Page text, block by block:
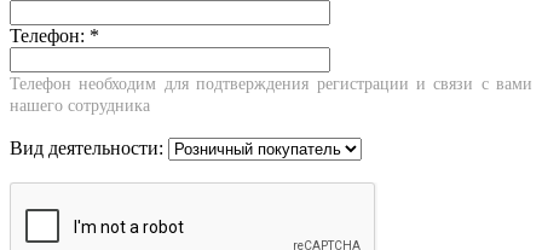
Телефон: *
Телефон необходим для подтверждения регистрации и связи с вами
нашего сотрудника
Вид деятельности: